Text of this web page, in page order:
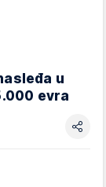
u
evra